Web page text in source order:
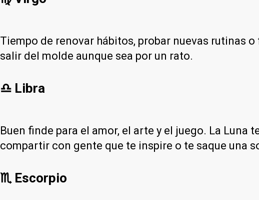
Tiempo de renovar hábitos, probar nuevas rutinas
salir del molde aunque sea por un rato.
♎ Libra
Buen finde para el amor, el arte y el juego. La
compartir con gente que te inspire o te saque una
♏ Escorpio